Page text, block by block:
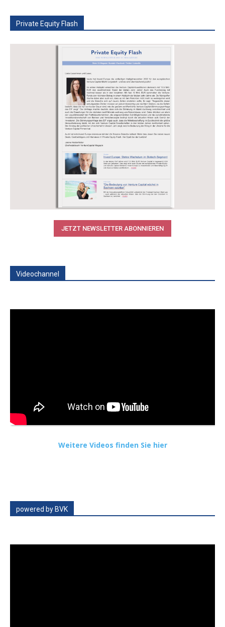
Private Equity Flash
JETZT NEWSLETTER ABONNIEREN
Videochannel
Weitere Videos finden Sie hier
powered by BVK